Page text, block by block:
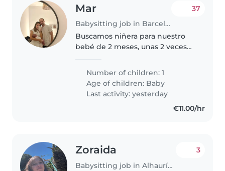
Mar
Babysitting job in Barcelona
37
Buscamos niñera para nuestro
bebé de 2 meses, unas 2 veces
o tarde 4h). Somos flexibles en
cuanto a los días.
Number of children: 1
Age of children: Baby
Last activity: yesterday
€11.00/hr
Zoraida
Babysitting job in Alhaurín de la Torre
3